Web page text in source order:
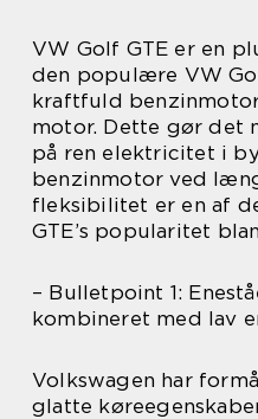
VW Golf GTE er en
den populære VW
kraftfuld
motor. Dette gør det
på ren elektricitet i
benzinmotor ved
fleksibilitet er en af
GTE’s popularitet
– Bulletpoint 1:
kombineret med lav
Volkswagen har
glatte